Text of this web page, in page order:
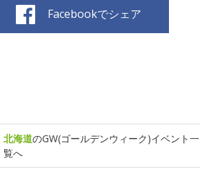
Facebookでシェア
北海道のGW(ゴールデンウィーク)イベント一
覧へ